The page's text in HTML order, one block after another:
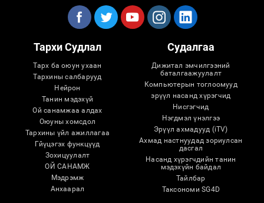
Тархи Судлал
Тарх ба оюун ухаан
Тархины салбарууд
Нейрон
Танин мэдэхүй
Ой санамжаа алдах
Оюуны хомсдол
Тархины үйл ажиллагаа
Гйүцэгэх функцүүд
Зохицуулалт
ОЙ САНАМЖ
Мэдрэмж
Анхаарал
Судалгаа
Дижитал эмчилгээний
баталгаажуулалт
Компьютерын тоглоомууд
эрүүл насанд хүрэгчид
Нисгэгчид
Нэгдмэл үнэлгээ
Эрүүл ахмадууд (iTV)
Ахмад настнуудад зориулсан
дасгал
Насанд хүрэгчдийн танин
мэдэхүйн байдал
Тайлбар
Таксономи SG4D